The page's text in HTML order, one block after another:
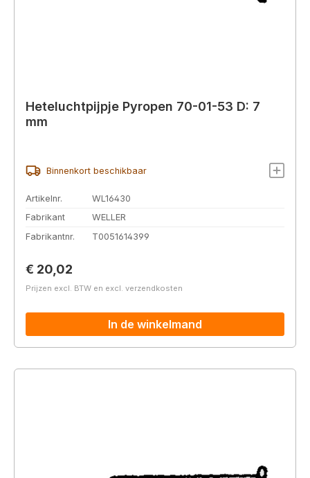
Heteluchtpijpje Pyropen 70-01-53 D: 7
mm
Binnenkort beschikbaar
Artikelnr.
WL16430
Fabrikant
WELLER
Fabrikantnr.
T0051614399
Normale prijs:
€ 20,02
Prijzen excl. BTW en excl. verzendkosten
In de winkelmand